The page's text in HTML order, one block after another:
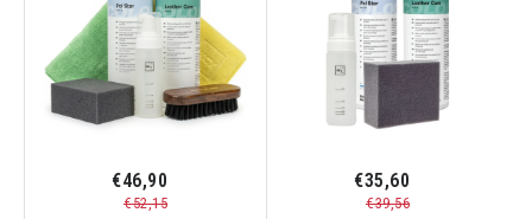
€46,90
€52,15
€35,60
€39,56